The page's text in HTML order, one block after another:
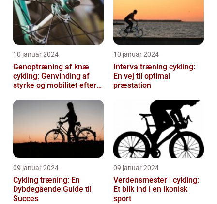
10 januar 2024
Genoptræning af knæ
cykling: Genvinding af
styrke og mobilitet efter
10 januar 2024
Intervaltræning cykling:
En vej til optimal
præstation
09 januar 2024
Cykling træning: En
Dybdegående Guide til
Succes
09 januar 2024
Verdensmester i cykling:
Et blik ind i en ikonisk
sport